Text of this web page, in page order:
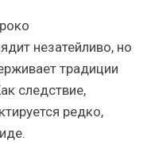
незатейливо, но
традиции
следствие,
редко,